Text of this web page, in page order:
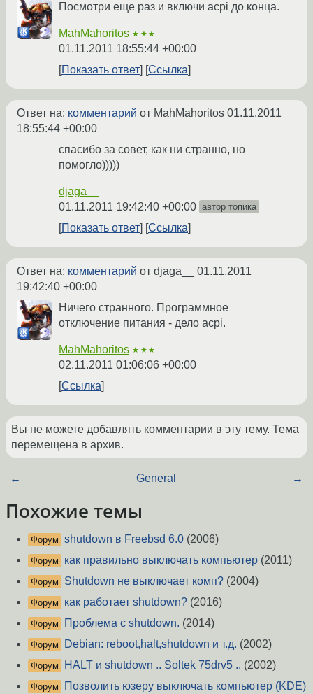
Посмотри еще раз и включи acpi до конца.
MahMahoritos ★★★
01.11.2011 18:55:44 +00:00
Показать ответ
Ссылка
Ответ на: комментарий от MahMahoritos 01.11.2011
18:55:44 +00:00
спасибо за совет, как ни странно, но
помогло)))))
djaga__
01.11.2011 19:42:40 +00:00 автор топика
Показать ответ Ссылка
Ответ на: комментарий от djaga__ 01.11.2011
19:42:40 +00:00
Ничего странного. Программное
отключение питания - дело acpi.
MahMahoritos ★★★
02.11.2011 01:06:06 +00:00
Ссылка
Вы не можете добавлять комментарии в эту тему. Тема
перемещена в архив.
← General →
Похожие темы
Форум shutdown в Freebsd 6.0 (2006)
Форум как правильно выключать компьютер (2011)
Форум Shutdown не выключает комп? (2004)
Форум как работает shutdown? (2016)
Форум Проблема с shutdown. (2014)
Форум Debian: reboot,halt,shutdown и т.д. (2002)
Форум HALT и shutdown .. Soltek 75drv5 .. (2002)
Форум Позволить юзеру выключать компьютер (KDE)